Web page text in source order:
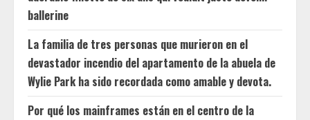
ballerine
La familia de tres personas que murieron en el
devastador incendio del apartamento de la abuela de
Wylie Park ha sido recordada como amable y devota.
Por qué los mainframes están en el centro de la